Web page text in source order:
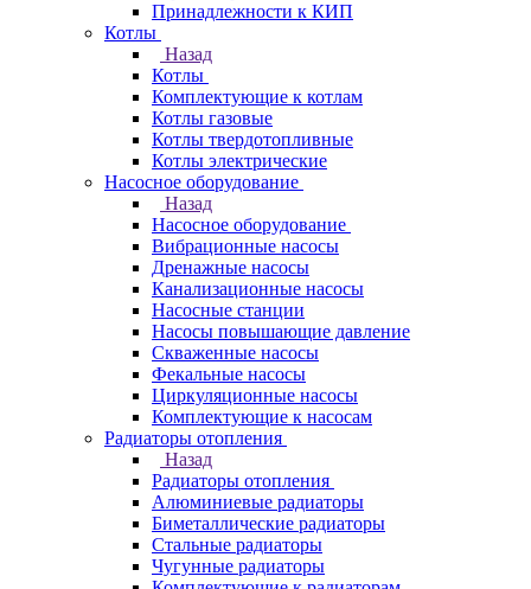
Принадлежности к КИП
Котлы
Назад
Котлы
Комплектующие к котлам
Котлы газовые
Котлы твердотопливные
Котлы электрические
Насосное оборудование
Назад
Насосное оборудование
Вибрационные насосы
Дренажные насосы
Канализационные насосы
Насосные станции
Насосы повышающие давление
Скваженные насосы
Фекальные насосы
Циркуляционные насосы
Комплектующие к насосам
Радиаторы отопления
Назад
Радиаторы отопления
Алюминиевые радиаторы
Биметаллические радиаторы
Стальные радиаторы
Чугунные радиаторы